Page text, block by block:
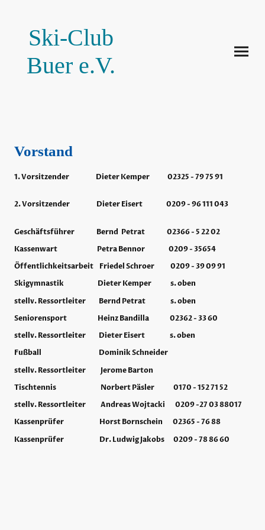
Ski-Club
Buer e.V.
Vorstand
1. Vorsitzender Dieter Kemper 02325 - 79 75 91
2. Vorsitzender Dieter Eisert 0209 - 96 111 043
Geschäftsführer Bernd Petrat 02366 - 5 22 02
Kassenwart Petra Bennor 0209 - 35654
Öffentlichkeitsarbeit Friedel Schroer 0209 - 39 09 91
Skigymnastik Dieter Kemper s. oben
stellv. Ressortleiter Bernd Petrat s. oben
Seniorensport Heinz Bandilla 02362 - 33 60
stellv. Ressortleiter Dieter Eisert s. oben
Fußball Dominik Schneider
stellv. Ressortleiter Jerome Barton
Tischtennis Norbert Päsler 0170 - 152 71 52
stellv. Ressortleiter Andreas Wojtacki 0209 -27 03 88017
Kassenprüfer Horst Bornschein 02365 - 76 88
Kassenprüfer Dr. Ludwig Jakobs 0209 - 78 86 60